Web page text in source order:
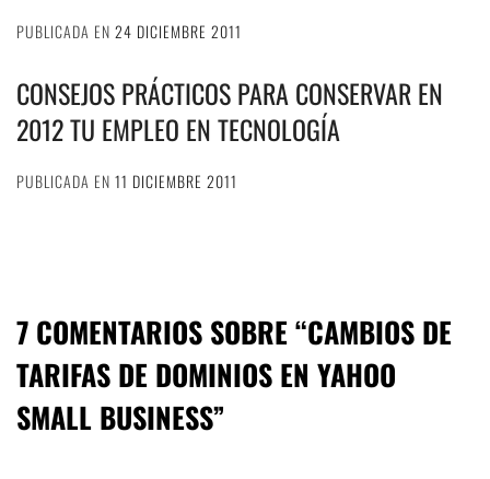
PUBLICADA EN 24 DICIEMBRE 2011
CONSEJOS PRÁCTICOS PARA CONSERVAR EN
2012 TU EMPLEO EN TECNOLOGÍA
PUBLICADA EN 11 DICIEMBRE 2011
7 COMENTARIOS SOBRE “CAMBIOS DE
TARIFAS DE DOMINIOS EN YAHOO
SMALL BUSINESS”